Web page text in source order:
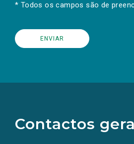
* Todos os campos são de
Contactos
redes
sociais